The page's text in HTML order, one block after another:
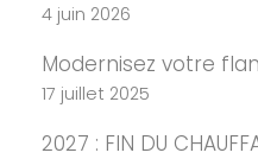
4 juin 2026
Modernisez votre
17 juillet 2025
2027 : FIN DU